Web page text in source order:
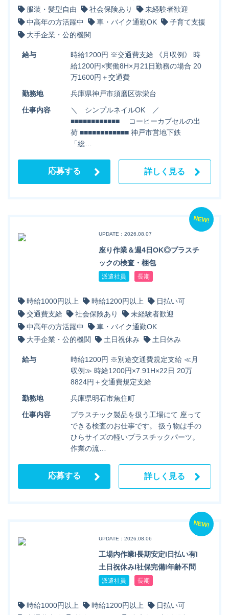
服装・髪型自由
社会保険あり
未経験者歓迎
中高年の方活躍中
車・バイク通勤OK
子育て支援
大手企業・公的機関
給与
時給1200円 ※交通費支給 《月収例》 時
給1200円×実働8H×月21日勤務の場合 20
万1600円＋交通費
勤務地
兵庫県神戸市須磨区弥栄台
仕事内容
＼ シンプルネイルOK ／
■■■■■■■■■■■■ コーヒーカプセルの出
荷 ■■■■■■■■■■■■ 神戸市営地下鉄
「総…
応募する 詳しく見る
NEW!
UPDATE：2026.08.07
座り作業＆週4日OK◎プラスチ
ックの検査・梱包
派遣社員 長期
時給1000円以上 時給1200円以上
日払い可
交通費支給
社会保険あり
未経験者歓迎
中高年の方活躍中
車・バイク通勤OK
大手企業・公的機関
土日祝休み 土日休み
給与
時給1200円 ※別途交通費規定支給 ≪月
収例≫ 時給1200円×7.91H×22日 20万
8824円＋交通費規定支給
勤務地
兵庫県明石市魚住町
仕事内容
プラスチック製品を扱う工場にて 座って
できる検査のお仕事です。 扱う物は手の
ひらサイズの軽いプラスチックパーツ。
作業の流…
応募する 詳しく見る
NEW!
UPDATE：2026.08.06
工場内作業l長期安定l日払い有l
土日祝休みl社保完備l年齢不問
派遣社員 長期
時給1000円以上 時給1200円以上
日払い可